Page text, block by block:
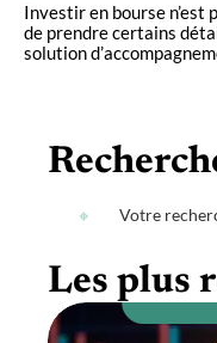
Investir en bourse
de prendre certains
solution
Les plus